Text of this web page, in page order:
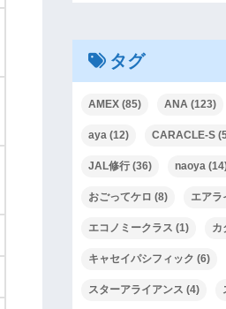
タグ
AMEX (85) ANA (123)
aya (12) CARACLE-S
JAL修行 (36) naoya
おごってケロ (8) エアラ
エコノミークラス (1) カ
キャセイパシフィック (6)
スターアライアンス (4)